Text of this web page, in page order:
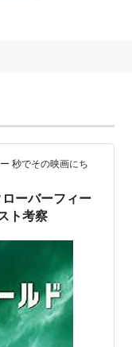
秒でその映画にち
ローバーフィー
ト考察